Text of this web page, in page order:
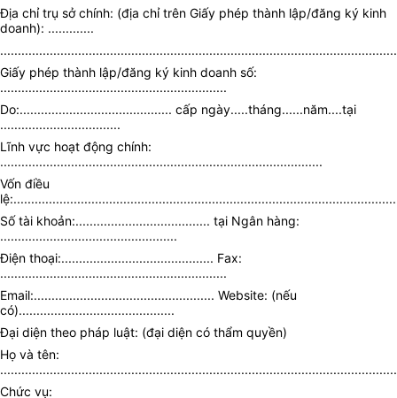
Địa chỉ trụ sở chính: (địa chỉ trên Giấy phép thành lập/đăng ký kinh
doanh): .............
Giấy phép thành lập/đăng ký kinh doanh số:
................................................................
Do:........................................... cấp ngày.....tháng......năm....tại
..................................
Lĩnh vực hoạt động chính:
...........................................................................................
Vốn điều
Số tài khoản:...................................... tại Ngân hàng:
..................................................
Điện thoại:........................................... Fax:
................................................................
Email:................................................... Website: (nếu
có)............................................
Đại diện theo pháp luật: (đại diện có thẩm quyền)
Họ và tên:
Chức vụ: